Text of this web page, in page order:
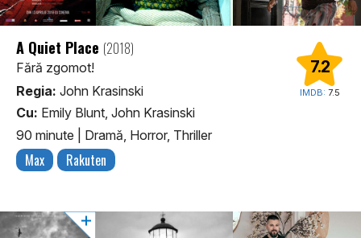
7.2
IMDB: 7.5
A Quiet Place (2018)
Fără zgomot!
Regia: John Krasinski
Cu: Emily Blunt, John Krasinski
90 minute
Dramă, Horror, Thriller
Max Rakuten